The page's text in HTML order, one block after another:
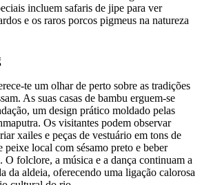
incluem safaris de jipe para ver
e os raros porcos pigmeus na natureza
te um olhar de perto sobre as tradições
As suas casas de bambu erguem-se
um design prático moldado pelas
Os visitantes podem observar
xailes e peças de vestuário em tons de
peixe local com sésamo preto e beber
O folclore, a música e a dança continuam a
da aldeia, oferecendo uma ligação calorosa